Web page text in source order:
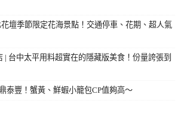
壇季節限定花海景點！交通停車、花期、超人氣
| 台中太平用料超實在的隱藏版美食！份量誇張到
泰豐！蟹黃、鮮蝦小籠包CP值夠高～